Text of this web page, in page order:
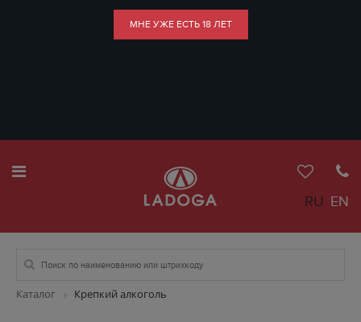
МНЕ УЖЕ ЕСТЬ 18 ЛЕТ
RU EN
Каталог Крепкий алкоголь